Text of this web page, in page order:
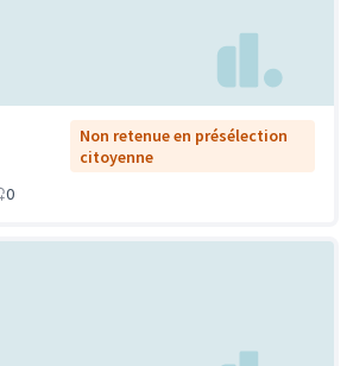
Non retenue en présélection
citoyenne
0